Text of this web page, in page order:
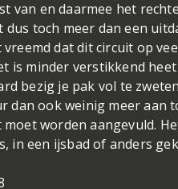
van en daarmee het
toch meer dan een
dat dit circuit op
is minder verstikkend
bezig je pak vol te
ook weinig meer aan
worden aangevuld.
in een ijsbad of anders